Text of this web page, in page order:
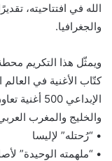
الله في افتتاحيته،
والجغرافيا.
ويمثّل هذا التكريم
كتّاب الأغنية في
والخليج والمغرب
• “رُحتله” لإليسا
• “ملهمته الوحيدة”